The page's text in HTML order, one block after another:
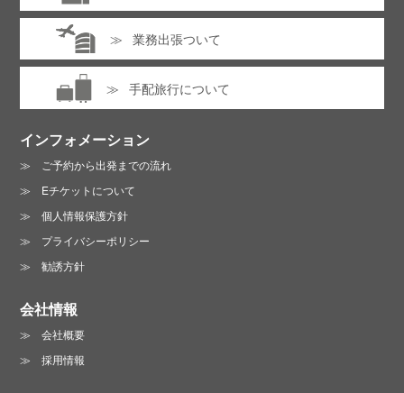
業務出張ついて
手配旅行について
インフォメーション
ご予約から出発までの流れ
Eチケットについて
個人情報保護方針
プライバシーポリシー
勧誘方針
会社情報
会社概要
採用情報